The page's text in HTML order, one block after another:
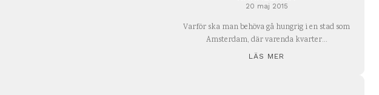
20 maj 2015
Varför ska man behöva gå hungrig i en stad som
Amsterdam, där varenda kvarter...
LÄS MER